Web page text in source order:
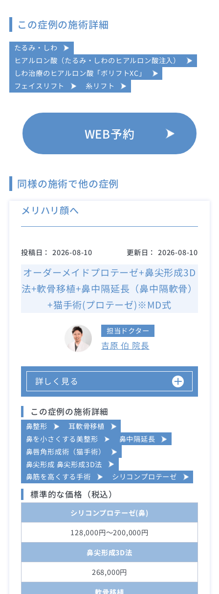
この症例の施術詳細
たるみ・しわ
ヒアルロン酸（たるみ・しわのヒアルロン酸注入）
しわ治療のヒアルロン酸「ボリフトXC」
フェイスリフト
糸リフト
WEB予約
同様の施術で他の症例
メリハリ顔へ
投稿日： 2026-08-10 更新日： 2026-08-10
オーダーメイドプロテーゼ+鼻尖形成3D
法+軟骨移植+鼻中隔延長（鼻中隔軟骨）
+猫手術(プロテーゼ)※MD式
担当ドクター
吉原 伯 院長
詳しく見る
この症例の施術詳細
鼻整形
耳軟骨移植
鼻を小さくする美整形
鼻中隔延長
鼻唇角形成術（猫手術）
鼻尖形成 鼻尖形成3D法
鼻筋を高くする手術
シリコンプロテーゼ
標準的な価格（税込）
シリコンプロテーゼ(鼻)
128,000円～200,000円
鼻尖形成3D法
268,000円
軟骨移植